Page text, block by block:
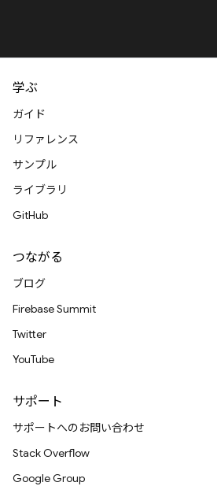
学ぶ
ガイド
リファレンス
サンプル
ライブラリ
GitHub
つながる
ブログ
Firebase Summit
Twitter
YouTube
サポート
サポートへのお問い合わせ
Stack Overflow
Google Group